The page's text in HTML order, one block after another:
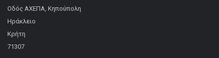
Οδός ΑΧΕΠΑ, Κηπούπολη
Ηράκλειο
Κρήτη
71307